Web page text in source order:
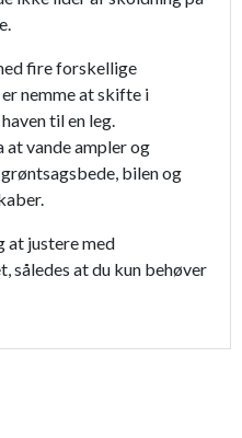
fire forskellige
nemme at skifte i
til en leg.
at vande ampler og
bilen og
at justere med
således at du kun behøver